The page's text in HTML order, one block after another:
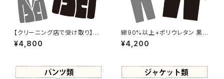
【クリーニング店で受け取り】綿
50%以上+ポリウレタン+ナイロ
ン 黒染め ジャケット 【元色：ベ
¥4,800
綿90%以上+ポリウレタン 黒染
め パンツ 【元色：ブラウン系 -
色あせあり】 -染め直し[漆黒 -
¥4,200